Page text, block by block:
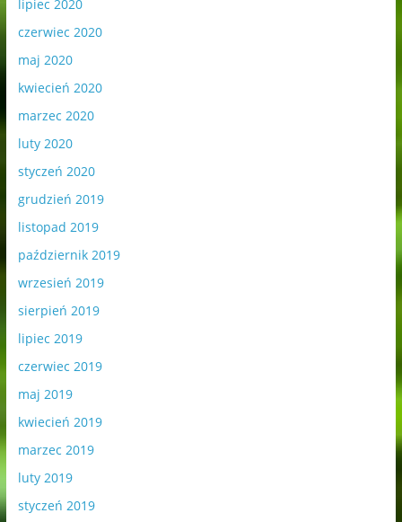
lipiec 2020
czerwiec 2020
maj 2020
kwiecień 2020
marzec 2020
luty 2020
styczeń 2020
grudzień 2019
listopad 2019
październik 2019
wrzesień 2019
sierpień 2019
lipiec 2019
czerwiec 2019
maj 2019
kwiecień 2019
marzec 2019
luty 2019
styczeń 2019